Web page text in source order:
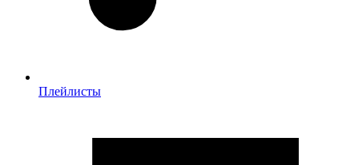
Плейлисты